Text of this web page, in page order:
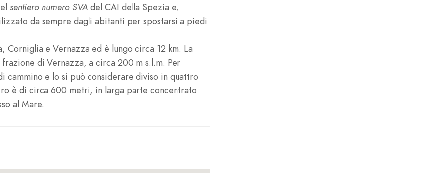
sentiero numero SVA del CAI della Spezia e,
da sempre dagli abitanti per spostarsi a piedi
Corniglia e Vernazza ed è lungo circa 12 km. La
di Vernazza, a circa 200 m s.l.m. Per
e lo si può considerare diviso in quattro
è di circa 600 metri, in larga parte concentrato
al Mare.